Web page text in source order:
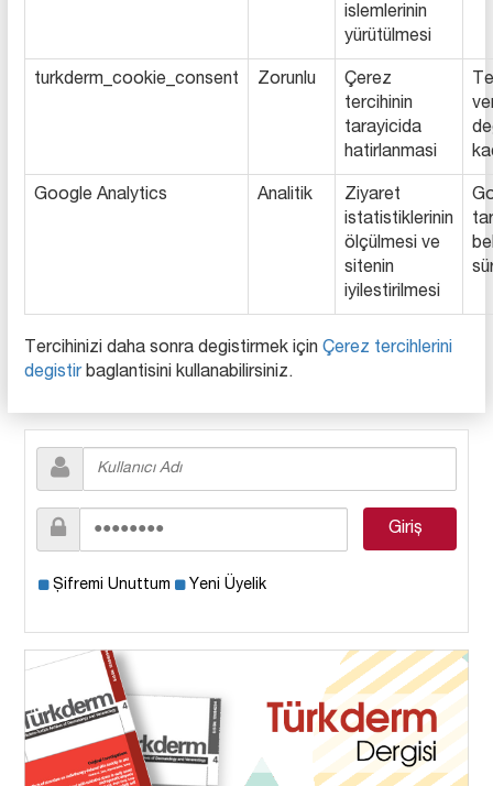
islemlerinin
yürütülmesi
turkderm_cookie_consent Zorunlu
Çerez
tercihinin
tarayicida
hatirlanmasi
Google Analytics Analitik
Ziyaret
istatistiklerinin
ölçülmesi ve
sitenin
iyilestirilmesi
Tercihinizi daha sonra degistirmek için Çerez tercihlerini
degistirbaglantisini kullanabilirsiniz.
Şifremi Unuttum Yeni Üyelik